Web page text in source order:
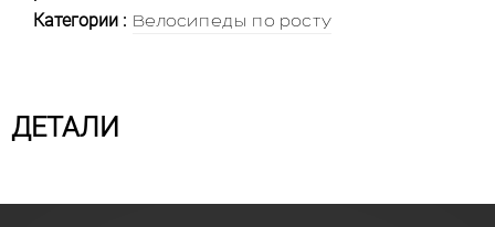
Категории : Велосипеды по росту
ДЕТАЛИ